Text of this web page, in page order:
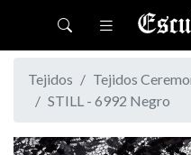
Toggle
Tejidos Tejidos
STILL - 6992 Negro